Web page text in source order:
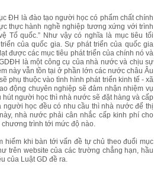
ĐH là đào tạo người học có phẩm chất chính
thực hành nghề nghiệp tương xứng với trình
Tổ quốc.” Như vậy có nghĩa là mục tiêu tối
của quốc gia. Sự phát triển của quốc gia
được các mục tiêu phát triển của chính nó và
là một công cụ của nhà nước và chịu sự
này vẫn tồn tại ở phần lớn các nước châu Âu
phụ thuộc vào tình hình phát triển kinh tế - xã
động chuyên nghiệp sẽ đảm nhận nhiệm vụ
người học thì nhà nước sẽ đặt hàng và cấp
học đều có nhu cầu thì nhà nước để thị
nhà nước phải cân nhắc cấp kinh phí cho
trình tới mức độ nào.
hiếm khi bàn tới vấn đề tự chủ theo đuổi mục
trên website của các trường chẳng hạn, hầu
của Luật GD đề ra.